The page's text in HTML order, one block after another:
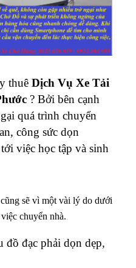
thuê Dịch Vụ Xe Tải
? Bởi bên cạnh
quá trình chuyển
công sức dọn
việc học tập và sinh
sẽ vì một vài lý do dưới
chuyển nhà.
đồ đạc phải dọn dẹp,